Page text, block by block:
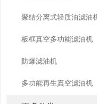
聚结分离式轻质油滤油
板框真空多功能滤油机
防爆滤油机
多功能再生真空滤油机